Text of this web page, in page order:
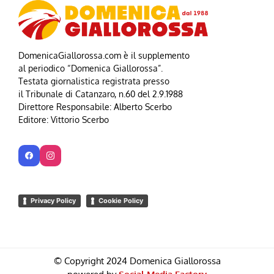
DomenicaGiallorossa.com è il supplemento
al periodico “Domenica Giallorossa”.
Testata giornalistica registrata presso
il Tribunale di Catanzaro, n.60 del 2.9.1988
Direttore Responsabile: Alberto Scerbo
Editore: Vittorio Scerbo
Privacy Policy Cookie Policy
© Copyright 2024 Domenica Giallorossa